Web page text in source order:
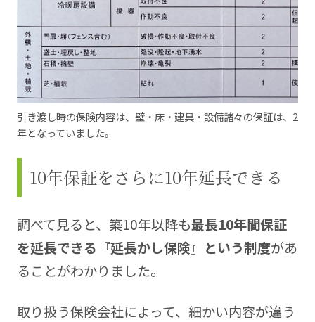
引き渡し時の保険内容は、壁・床・建具・設備諸々の保証は、2
年となっていました。
10年保証をさらに10年延長できる
調べて見ると、築10年以降も最長10年間保証
を延長できる『延長かし保険』という制度があ
ることがわかりました。
取り扱う保険会社によって、細かい内容が違う